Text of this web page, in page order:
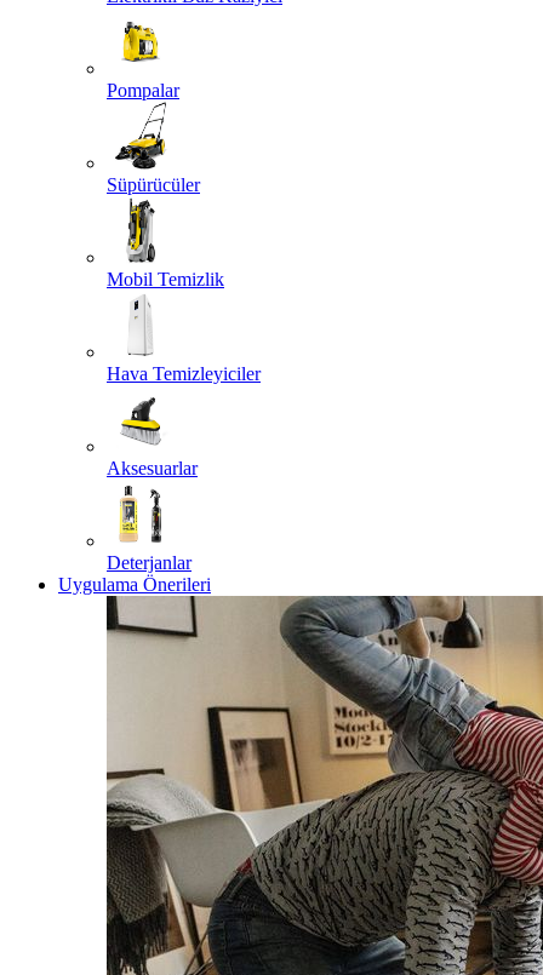
Pompalar
Süpürücüler
Mobil Temizlik
Hava Temizleyiciler
Aksesuarlar
Deterjanlar
Uygulama Önerileri